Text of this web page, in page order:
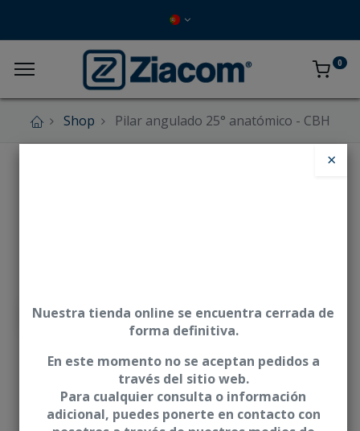
0
Shop Pilar angulado 25° anatómico - CBH
×
Nuestra tienda online se encuentra cerrada de
forma definitiva.
En este momento no se aceptan pedidos a
través del sitio web.
Para cualquier consulta o información
adicional, puedes ponerte en contacto con